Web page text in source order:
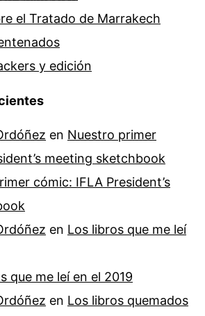
el Tratado de Marrakech
y edición
en Nuestro primer
meeting sketchbook
cómic: IFLA President’s
en Los libros que me leí
que me leí en el 2019
en Los libros quemados